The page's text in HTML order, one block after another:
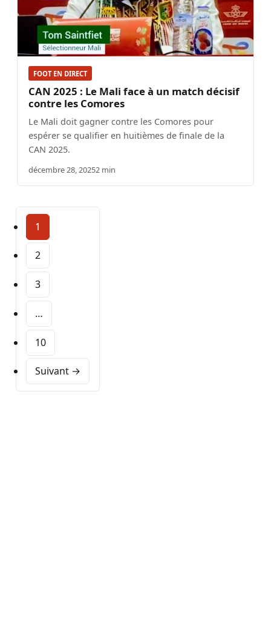
FOOT EN DIRECT
CAN 2025 : Le Mali face à un match décisif
contre les Comores
Le Mali doit gagner contre les Comores pour
espérer se qualifier en huitièmes de finale de la
CAN 2025.
décembre 28, 20252 min
1
2
3
…
10
Suivant →